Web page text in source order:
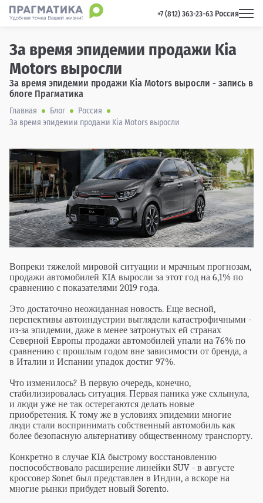
+7 (812) 363-23-63 Россия
За время эпидемии продажи Kia
Motors выросли
За время эпидемии продажи Kia Motors выросли - запись в
блоге Прагматика
Главная Блог
Россия
За время эпидемии продажи Kia Motors выросли
Вопреки тяжелой мировой ситуации и мрачным прогнозам,
продажи автомобилей KIA выросли за этот год на 6,1% по
сравнению с показателями 2019 года.
Это достаточно неожиданная новость. Еще весной,
перспективы автоиндустрии выглядели катастрофичными -
из-за эпидемии, даже в менее затронутых ей странах
Северной Европы продажи автомобилей упали на 76% по
сравнению с прошлым годом вне зависимости от бренда, а
в Италии и Испании упадок достиг 97%.
Что изменилось? В первую очередь, конечно,
стабилизировалась ситуация. Первая паника уже схлынула,
и люди уже не так остерегаются делать новые
приобретения. К тому же в условиях эпидемии многие
люди стали воспринимать собственный автомобиль как
более безопасную альтернативу общественному транспорту.
Конкретно в случае KIA быстрому восстановлению
поспособствовало расширение линейки SUV - в августе
кроссовер Sonet был представлен в Индии, а вскоре на
многие рынки прибудет новый Sorento.